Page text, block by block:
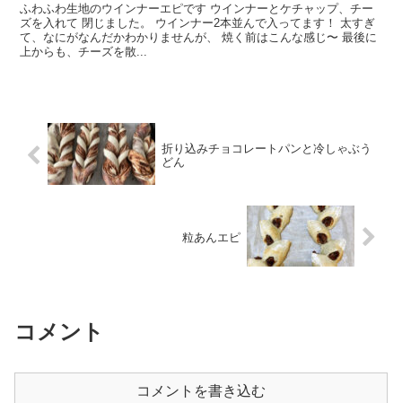
ふわふわ生地のウインナーエピです ウインナーとケチャップ、チー
ズを入れて 閉じました。 ウインナー2本並んで入ってます！ 太すぎ
て、なにがなんだかわかりませんが、 焼く前はこんな感じ〜 最後に
上からも、チーズを散...
折り込みチョコレートパンと冷しゃぶう
どん
粒あんエピ
コメント
コメントを書き込む